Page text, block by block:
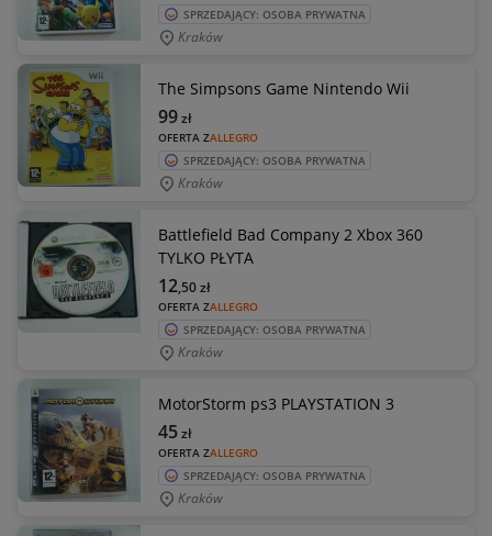
SPRZEDAJĄCY: OSOBA PRYWATNA
Kraków
The Simpsons Game Nintendo Wii
OFERTA ZALLEGRO
99zł
SPRZEDAJĄCY: OSOBA PRYWATNA
Kraków
Battlefield Bad Company 2 Xbox 360
TYLKO PŁYTA
OFERTA ZALLEGRO
12,50zł
SPRZEDAJĄCY: OSOBA PRYWATNA
Kraków
MotorStorm ps3 PLAYSTATION 3
OFERTA ZALLEGRO
45zł
SPRZEDAJĄCY: OSOBA PRYWATNA
Kraków